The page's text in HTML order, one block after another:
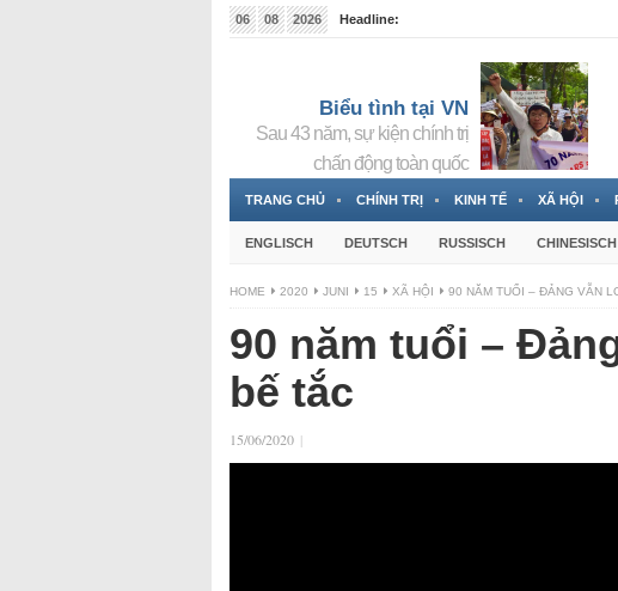
06 08 2026
Headline:
Biểu tình tại VN
Sau 43 năm, sự kiện chính trị
chấn động toàn quốc
TRANG CHỦ CHÍNH TRỊ KINH TẾ XÃ HỘI
ENGLISCH DEUTSCH RUSSISCH CHINESISCH
HOME 2020 JUNI 15 XÃ HỘI 90 NĂM TUỔI – ĐẢNG VẪN
90 năm tuổi –
bế tắc
15/06/2020 |